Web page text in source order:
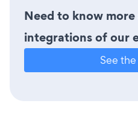
Need to know
integrations of our
See